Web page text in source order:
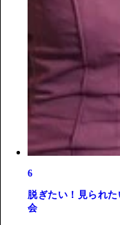
6
脱ぎたい！見られ
会